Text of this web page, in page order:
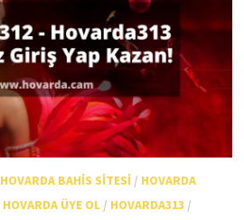
HOVARDA BAHIS SITESI/ HOVARDA
HOVARDA ÜYE OL/ HOVARDA313 /